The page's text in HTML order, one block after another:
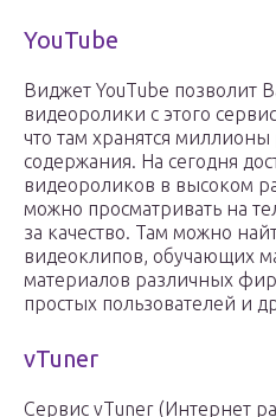
YouTube
Виджет YouTube позволит
видеоролики с этого
что там хранятся
содержания. На сегодня
видеороликов в высоком
можно просматривать на
за качество. Там можно
видеоклипов, обучающих
материалов различных
простых пользователей и
vTuner
Сервис vTuner (Интернет